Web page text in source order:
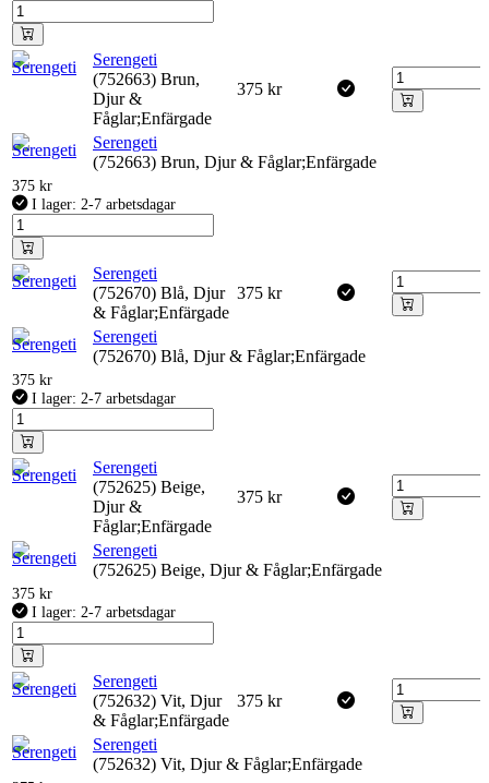
Serengeti
(752663) Brun,
Djur &
Fåglar;Enfärgade
375 kr
Serengeti
(752663) Brun, Djur & Fåglar;Enfärgade
375 kr
I lager: 2-7 arbetsdagar
Serengeti
(752670) Blå, Djur
& Fåglar;Enfärgade
375 kr
Serengeti
(752670) Blå, Djur & Fåglar;Enfärgade
375 kr
I lager: 2-7 arbetsdagar
Serengeti
(752625) Beige,
Djur &
Fåglar;Enfärgade
375 kr
Serengeti
(752625) Beige, Djur & Fåglar;Enfärgade
375 kr
I lager: 2-7 arbetsdagar
Serengeti
(752632) Vit, Djur
& Fåglar;Enfärgade
375 kr
Serengeti
(752632) Vit, Djur & Fåglar;Enfärgade